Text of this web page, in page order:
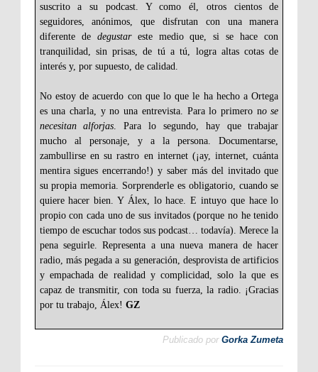
suscrito a su podcast. Y como él, otros cientos de
seguidores, anónimos, que disfrutan con una manera
diferente de degustar este medio que, si se hace con
tranquilidad, sin prisas, de tú a tú, logra altas cotas de
interés y, por supuesto, de calidad.
No estoy de acuerdo con que lo que le ha hecho a Ortega
es una charla, y no una entrevista. Para lo primero no se
necesitan alforjas . Para lo segundo, hay que trabajar
mucho al personaje, y a la persona. Documentarse,
zambullirse en su rastro en internet (¡ay, internet, cuánta
mentira sigues encerrando!) y saber más del invitado que
su propia memoria. Sorprenderle es obligatorio, cuando se
quiere hacer bien. Y Álex, lo hace. E intuyo que hace lo
propio con cada uno de sus invitados (porque no he tenido
tiempo de escuchar todos sus podcast… todavía). Merece la
pena seguirle. Representa a una nueva manera de hacer
radio, más pegada a su generación, desprovista de artificios
y empachada de realidad y complicidad, solo la que es
capaz de transmitir, con toda su fuerza, la radio. ¡Gracias
por tu trabajo, Álex! GZ
Publicado por Gorka Zumeta